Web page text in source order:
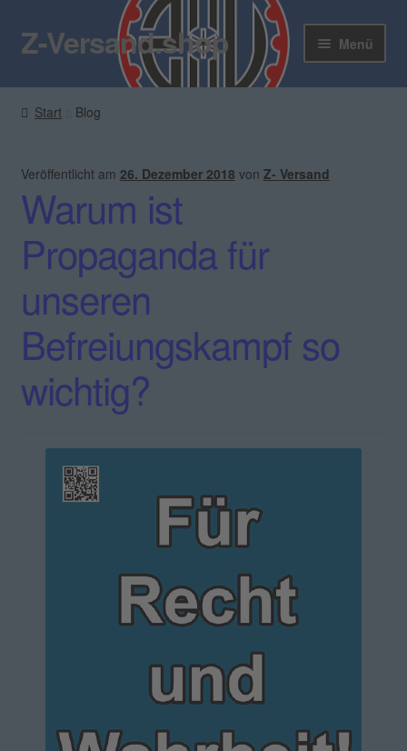
Zur
Navigation
Zum
Inhalt
Z-Versand.shop Menü
Z-Versand
Blog
Kontakt
Mein Konto
Rundbrief
Start Blog
Veröffentlicht am 26. Dezember 2018 von Z- Versand
Warum ist
Propaganda für
unseren
Befreiungskampf so
wichtig?